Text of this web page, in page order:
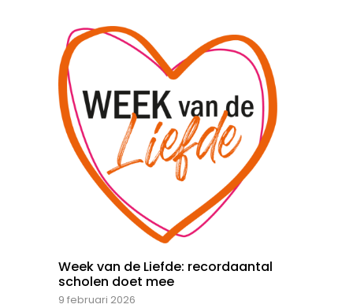
Week van de Liefde: recordaantal
scholen doet mee
9 februari 2026